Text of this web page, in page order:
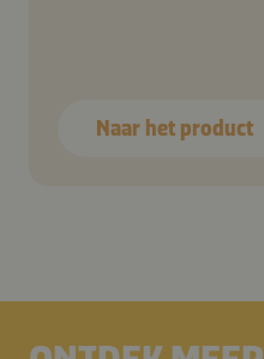
Naar het product